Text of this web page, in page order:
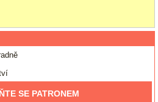
SE PATRONEM